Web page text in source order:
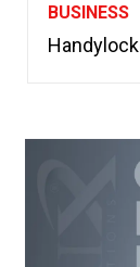
BUSINESS